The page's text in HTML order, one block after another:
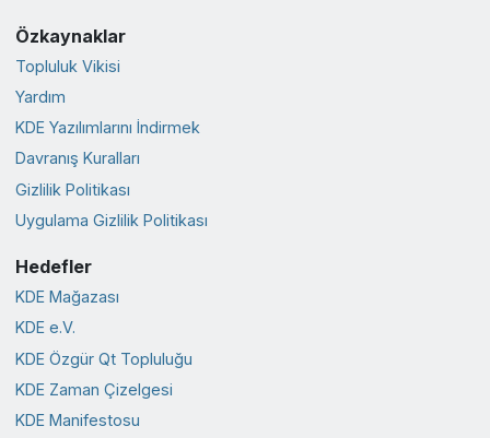
Özkaynaklar
Topluluk Vikisi
Yardım
KDE Yazılımlarını İndirmek
Davranış Kuralları
Gizlilik Politikası
Uygulama Gizlilik Politikası
Hedefler
KDE Mağazası
KDE e.V.
KDE Özgür Qt Topluluğu
KDE Zaman Çizelgesi
KDE Manifestosu